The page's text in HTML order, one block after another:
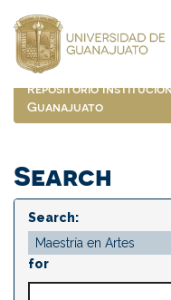
navigation
Repositorio
Guanajuato
Search
Search:
for